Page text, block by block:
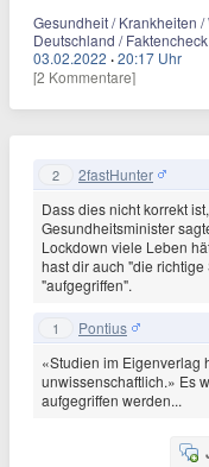
Gesundheit / Krankheiten
Deutschland / Faktencheck
03.02.2022 ·20:17 Uhr
[2 Kommentare]
2 2fastHunter
Dass dies nicht korrekt
Gesundheitsminister
Lockdown viele Leben
hast dir auch "die
"aufgegriffen".
1 Pontius
«Studien im Eigenverlag
unwissenschaftlich.» Es
aufgegriffen werden...